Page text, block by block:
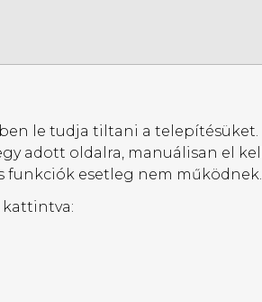
le tudja tiltani a telepítésüket.
adott oldalra, manuálisan el kell
funkciók esetleg nem működnek.
kattintva: